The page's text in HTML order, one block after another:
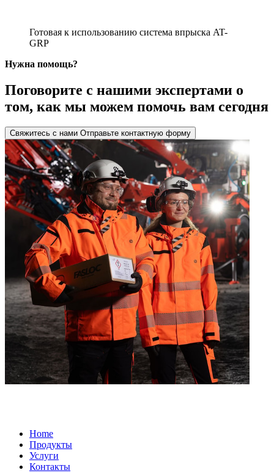
Готовая к использованию система впрыска AT-
GRP
Нужна помощь?
Поговорите с нашими экспертами о
том, как мы можем помочь вам сегодня
Свяжитесь с нами Отправьте контактную форму
Home
Продукты
Услуги
Контакты